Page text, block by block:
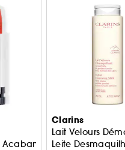
Acabamento acetinado,
Clarins
Lait Velours
Leite